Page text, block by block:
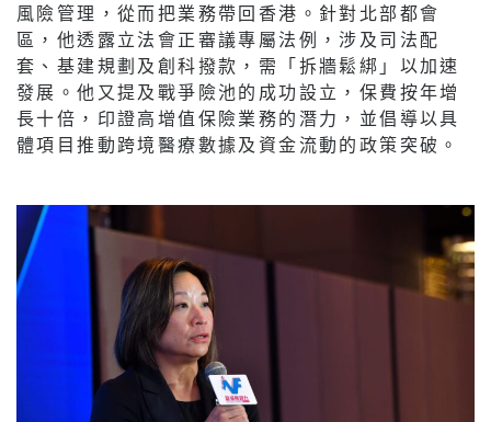
風險管理，從而把業務帶回香港。針對北部都會
區，他透露立法會正審議專屬法例，涉及司法配
套、基建規劃及創科撥款，需「拆牆鬆綁」以加速
發展。他又提及戰爭險池的成功設立，保費按年增
長十倍，印證高增值保險業務的潛力，並倡導以具
體項目推動跨境醫療數據及資金流動的政策突破。